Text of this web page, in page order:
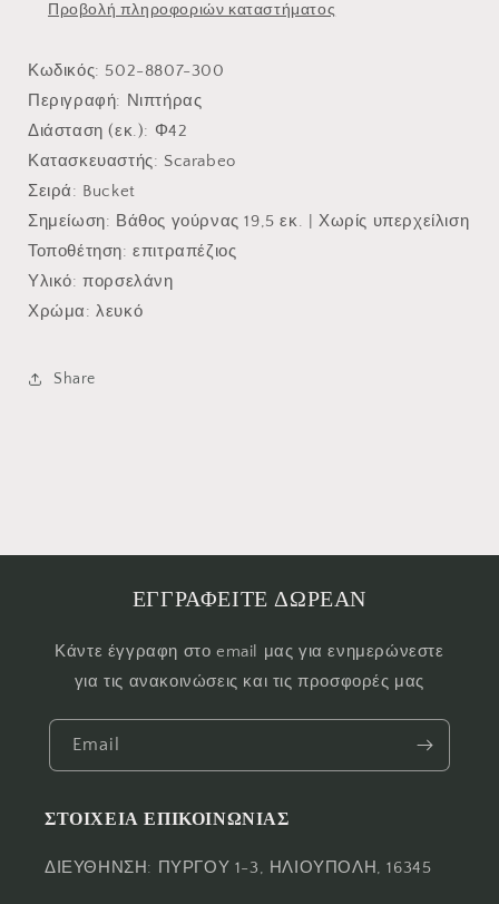
Προβολή πληροφοριών καταστήματος
Κωδικός: 502-8807-300
Περιγραφή: Νιπτήρας
Διάσταση (εκ.): Φ42
Κατασκευαστής: Scarabeo
Σειρά: Bucket
Σημείωση: Βάθος γούρνας 19,5 εκ. | Χωρίς υπερχείλιση
Τοποθέτηση: επιτραπέζιος
Υλικό: πορσελάνη
Χρώμα: λευκό
Share
ΕΓΓΡΑΦΕΙΤΕ ΔΩΡΕΑΝ
Κάντε έγγραφη στο email μας για ενημερώνεστε
για τις ανακοινώσεις και τις προσφορές μας
Email
ΣΤΟΙΧΕΙΑ ΕΠΙΚΟΙΝΩΝΙΑΣ
ΔΙΕΥΘΗΝΣΗ: ΠΥΡΓΟΥ 1-3, ΗΛΙΟΥΠΟΛΗ, 16345